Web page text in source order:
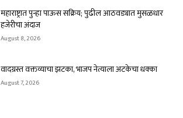
महाराष्ट्रात पुन्हा पाऊस सक्रिय; पुढील आठवड्यात मुसळधार
हजेरीचा अंदाज
August 8, 2026
वादग्रस्त वक्तव्याचा झटका, भाजप नेत्याला अटकेचा धक्का
August 7, 2026